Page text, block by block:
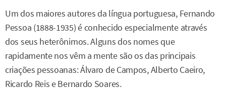
Um dos maiores autores da língua portuguesa, Fernando
Pessoa (1888-1935) é conhecido especialmente através
dos seus heterônimos. Alguns dos nomes que
rapidamente nos vêm a mente são os das principais
criações pessoanas: Álvaro de Campos, Alberto Caeiro,
Ricardo Reis e Bernardo Soares.